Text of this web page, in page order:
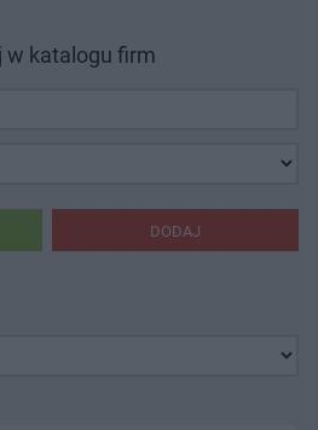
w katalogu firm
DODAJ